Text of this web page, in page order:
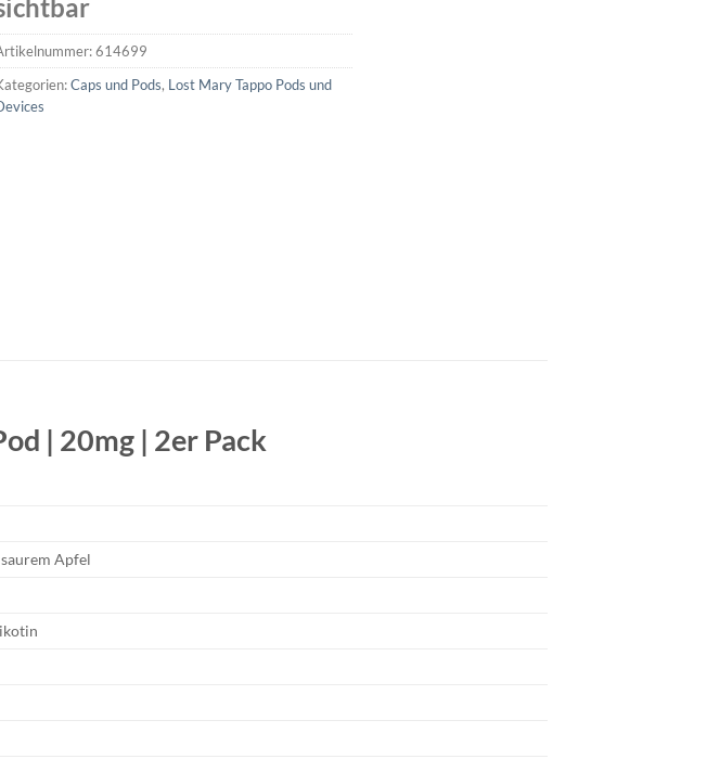
614699
Caps und Pods, Lost Mary Tappo Pods und
| 20mg | 2er Pack
Apfel